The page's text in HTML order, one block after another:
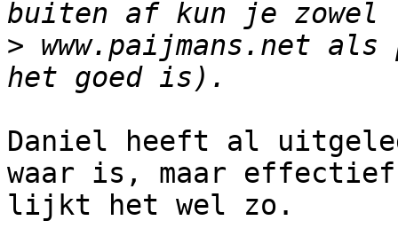
> www.paijmans.net
Daniel heeft al
waar is, maar effectief
lijkt het wel zo.